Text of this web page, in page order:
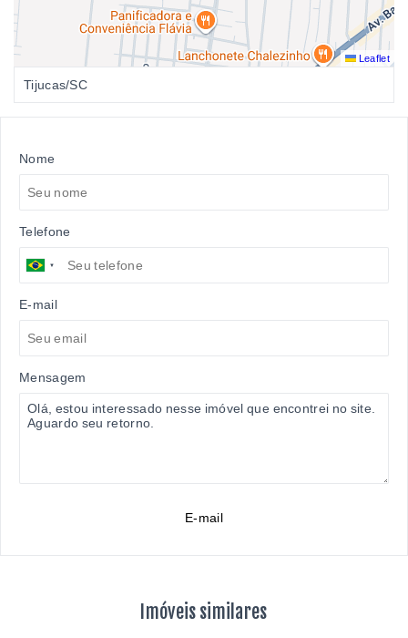
Leaflet
Tijucas/SC
Nome
Telefone
E-mail
Mensagem
E-mail
Imóveis similares